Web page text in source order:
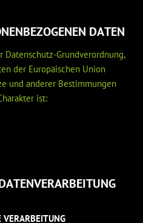
DATEN
Grundverordnung,
der Europäischen Union
und anderer Bestimmungen
ist:
VERARBEITUNG